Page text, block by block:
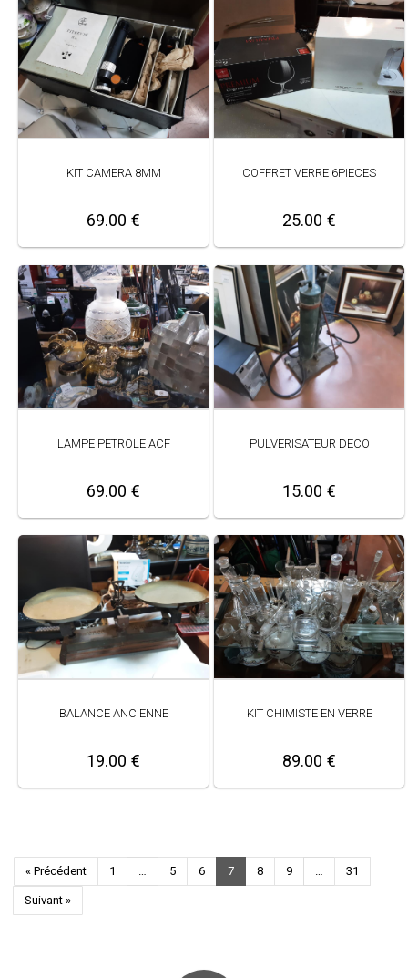
KIT CAMERA 8MM
69.00 €
COFFRET VERRE 6PIECES
25.00 €
LAMPE PETROLE ACF
69.00 €
PULVERISATEUR DECO
15.00 €
BALANCE ANCIENNE
19.00 €
KIT CHIMISTE EN VERRE
89.00 €
« Précédent 1 5 6 7 8 9 31
Suivant »